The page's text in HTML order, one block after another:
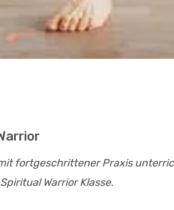
fortgeschrittener Praxis
Warrior Klasse.